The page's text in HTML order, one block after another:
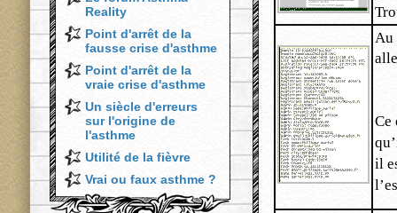
Reality
Point d'arrêt de la
fausse crise d'asthme
Point d'arrêt de la
vraie crise d'asthme
Un siècle d'erreurs
sur l'origine de
l'asthme
Utilité de la fièvre
Vrai ou faux asthme ?
Au
Ce
il